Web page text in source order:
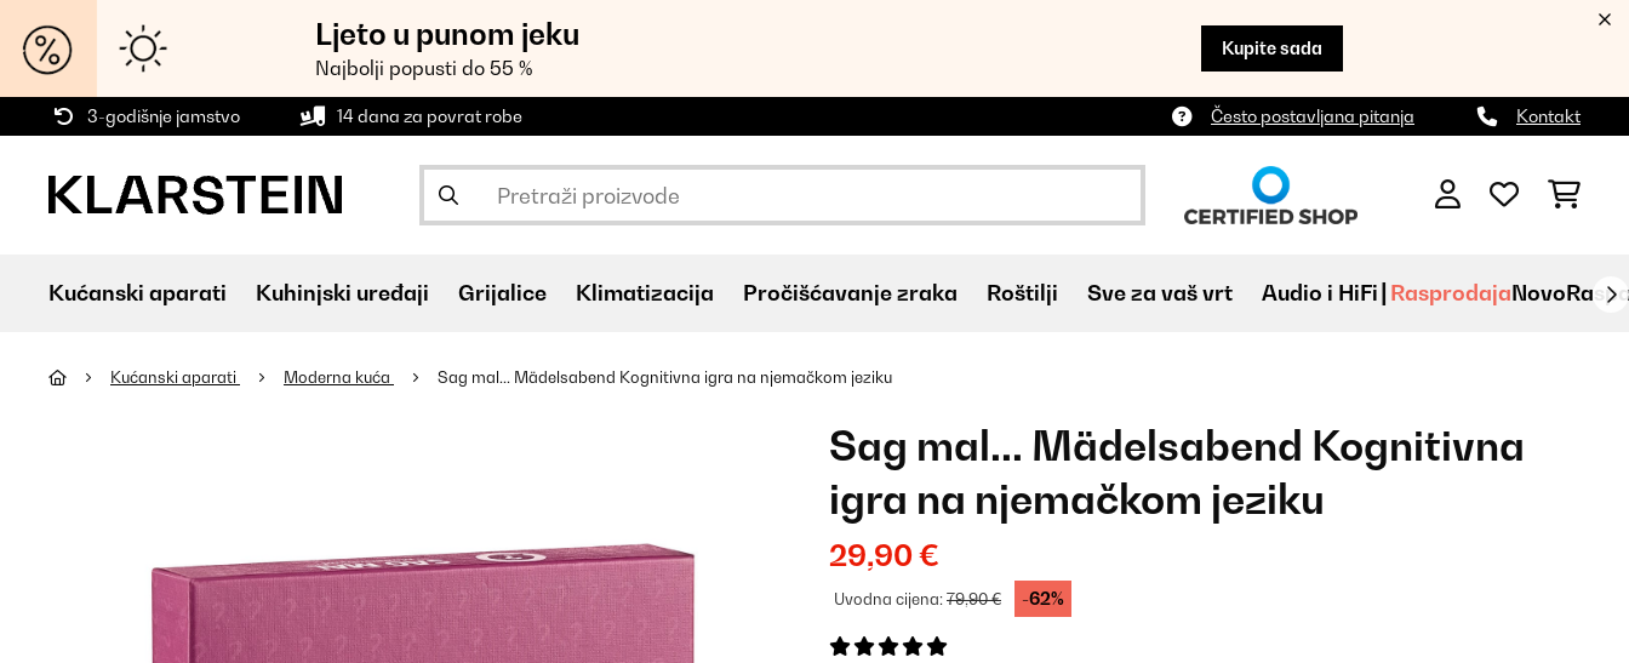
Ljeto u punom jeku
Najbolji popusti do 55 %
Kupite sada
3-godišnje jamstvo 14 dana za povrat robe Često postavljana pitanja Kontakt
Kućanski aparati Kuhinjski uređaji Grijalice Klimatizacija Pročišćavanje zraka Roštilji Sve za vaš vrt Audio i HiFi RasprodajaNovo
Kućanski aparati Moderna kuća Sag mal... Mädelsabend Kognitivna igra na njemačkom jeziku
Sag mal... Mädelsabend Kognitivna
igra na njemačkom jeziku
29,90 €
Uvodna cijena:79,90 € -62%